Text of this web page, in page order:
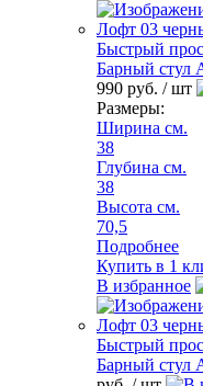
Быстрый
Барный стул
990 руб. / шт
Размеры:
Ширина см.
38
Глубина см.
38
Высота см.
70,5
Подробнее
Купить в 1
В избранное
Быстрый
Барный стул